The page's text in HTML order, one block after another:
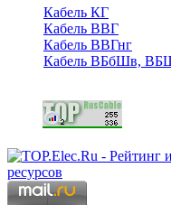
Кабель КГ
Кабель ВВГ
Кабель ВВГнг
Кабель ВБбШв,